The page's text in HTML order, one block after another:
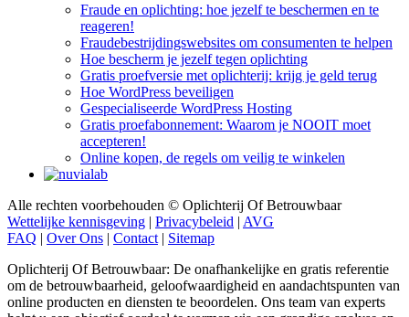
Fraude en oplichting: hoe jezelf te beschermen en te
reageren!
Fraudebestrijdingswebsites om consumenten te helpen
Hoe bescherm je jezelf tegen oplichting
Gratis proefversie met oplichterij: krijg je geld terug
Hoe WordPress beveiligen
Gespecialiseerde WordPress Hosting
Gratis proefabonnement: Waarom je NOOIT moet
accepteren!
Online kopen, de regels om veilig te winkelen
Alle rechten voorbehouden © Oplichterij Of Betrouwbaar
Wettelijke kennisgeving | Privacybeleid | AVG
FAQ | Over Ons | Contact | Sitemap
Oplichterij Of Betrouwbaar: De onafhankelijke en gratis referentie
om de betrouwbaarheid, geloofwaardigheid en aandachtspunten van
online producten en diensten te beoordelen. Ons team van experts